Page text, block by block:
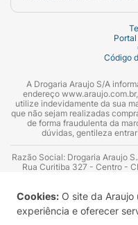
Cookies: O site da Araujo
experiência e oferecer
Código
A Drogaria Araujo S/A
endereço
utilize indevidamente da sua
que não sejam realizadas
de forma fraudulenta da
dúvidas, gentileza
Razão Social: Drogaria Araujo
Rua Curitiba 327 - Centro -
Azevedo Guimarães – CRF
Consultor substituto: Thiago
Sanitário: 2025020713 |